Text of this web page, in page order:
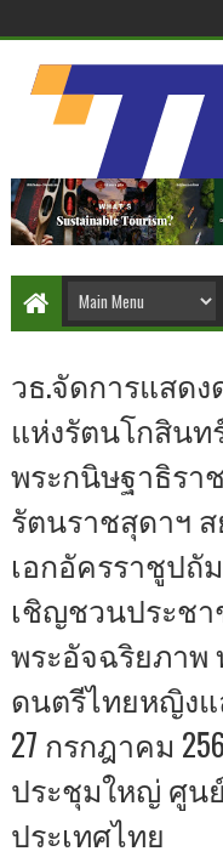
วธ.จัดการแสด
แห่งรัตนโกสินท
พระกนิษฐาธิรา
รัตนราชสุดาฯ
เอกอัครราชูป
เชิญชวนประช
พระอัจฉริยภาพ
ดนตรีไทยหญิง
27 กรกฎาคม
ประชุมใหญ่ ศูน
ประเทศไทย